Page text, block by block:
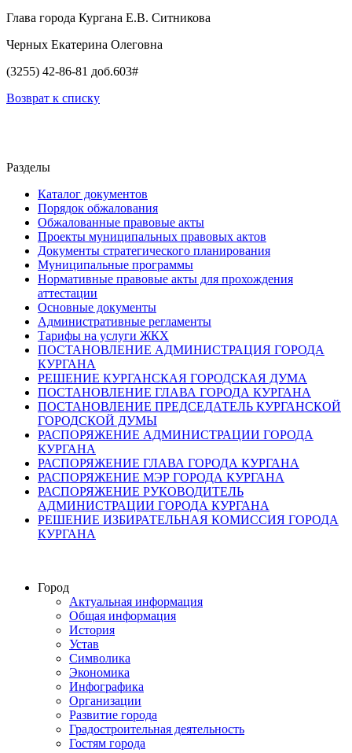
Глава города Кургана Е.В. Ситникова
Черных Екатерина Олеговна
(3255) 42-86-81 доб.603#
Возврат к списку
Разделы
Каталог документов
Порядок обжалования
Обжалованные правовые акты
Проекты муниципальных правовых актов
Документы стратегического планирования
Муниципальные программы
Нормативные правовые акты для прохождения
аттестации
Основные документы
Административные регламенты
Тарифы на услуги ЖКХ
ПОСТАНОВЛЕНИЕ АДМИНИСТРАЦИЯ ГОРОДА
КУРГАНА
РЕШЕНИЕ КУРГАНСКАЯ ГОРОДСКАЯ ДУМА
ПОСТАНОВЛЕНИЕ ГЛАВА ГОРОДА КУРГАНА
ПОСТАНОВЛЕНИЕ ПРЕДСЕДАТЕЛЬ КУРГАНСКОЙ
ГОРОДСКОЙ ДУМЫ
РАСПОРЯЖЕНИЕ АДМИНИСТРАЦИИ ГОРОДА
КУРГАНА
РАСПОРЯЖЕНИЕ ГЛАВА ГОРОДА КУРГАНА
РАСПОРЯЖЕНИЕ МЭР ГОРОДА КУРГАНА
РАСПОРЯЖЕНИЕ РУКОВОДИТЕЛЬ
АДМИНИСТРАЦИИ ГОРОДА КУРГАНА
РЕШЕНИЕ ИЗБИРАТЕЛЬНАЯ КОМИССИЯ ГОРОДА
КУРГАНА
Город
Актуальная информация
Общая информация
История
Устав
Символика
Экономика
Инфографика
Организации
Развитие города
Градостроительная деятельность
Гостям города